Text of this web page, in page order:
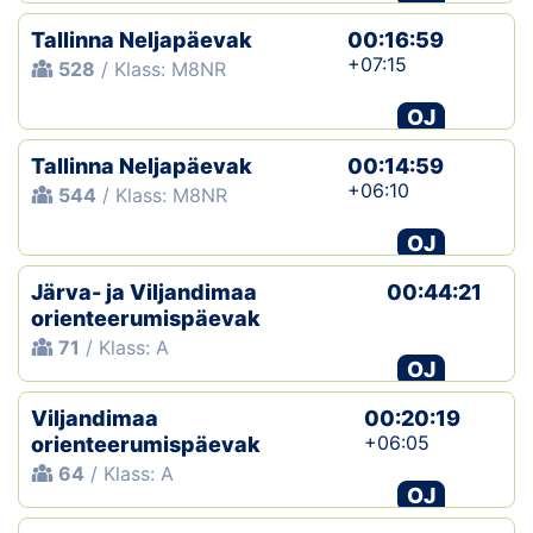
Tallinna Neljapäevak
528 / Klass: M8NR
00:16:59
+07:15
OJ
Tallinna Neljapäevak
544 / Klass: M8NR
00:14:59
+06:10
OJ
Järva- ja Viljandimaa
orienteerumispäevak
71 / Klass: A
00:44:21
OJ
Viljandimaa
orienteerumispäevak
64 / Klass: A
00:20:19
+06:05
OJ